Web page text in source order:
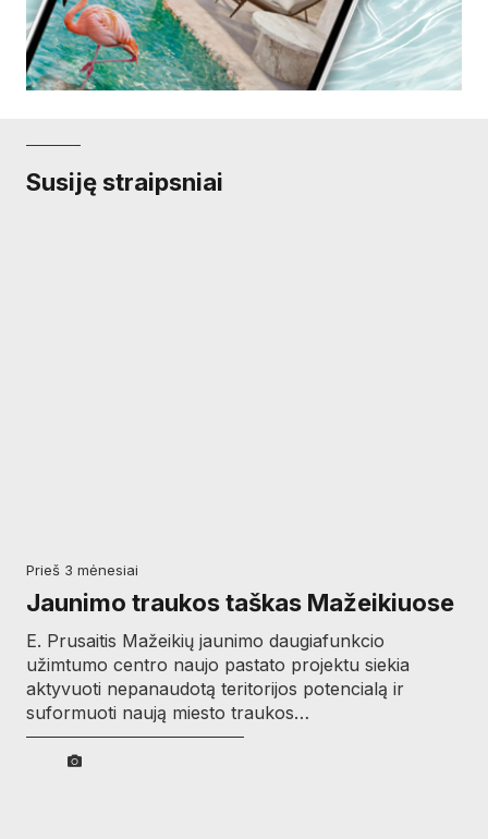
Susiję straipsniai
prieš 3 mėnesiai
Jaunimo traukos taškas Mažeikiuose
E. Prusaitis Mažeikių jaunimo daugiafunkcio
užimtumo centro naujo pastato projektu siekia
aktyvuoti nepanaudotą teritorijos potencialą ir
suformuoti naują miesto traukos…